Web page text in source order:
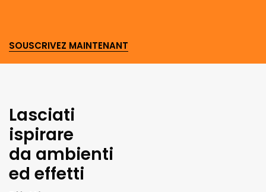
SOUSCRIVEZ MAINTENANT
Lasciati
ispirare
da ambienti
ed effetti